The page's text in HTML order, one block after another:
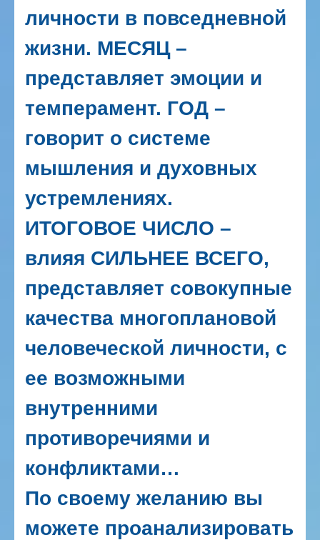
личности в повседневной
жизни. МЕСЯЦ –
представляет эмоции и
темперамент. ГОД –
говорит о системе
мышления и духовных
устремлениях.
ИТОГОВОЕ ЧИСЛО –
влияя СИЛЬНЕЕ ВСЕГО,
представляет совокупные
качества многоплановой
человеческой личности, с
ее возможными
внутренними
противоречиями и
конфликтами…
По своему желанию вы
можете проанализировать